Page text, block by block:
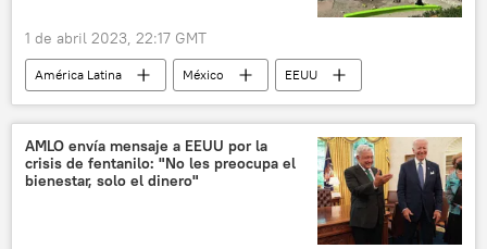
1 de abril 2023, 22:17 GMT
América Latina México
EEUU
Tijuana
Donald Trump
Joe Biden
política
migración
AMLO envía mensaje a EEUU por la
crisis de fentanilo: "No les preocupa el
bienestar, solo el dinero"